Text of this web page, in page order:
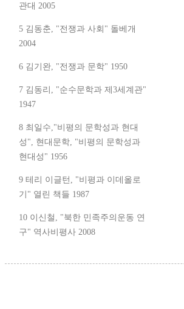
관대 2005
5 김동춘, "전쟁과 사회" 돌베개
2004
6 김기완, "전쟁과 문학" 1950
7 김동리, "순수문학과 제3세계관"
1947
8 최일수,"비평의 문학성과 현대
성", 현대문학, "비평의 문학성과
현대성" 1956
9 테리 이글턴, "비평과 이데올로
기" 열린 책들 1987
10 이신철, "북한 민족주의운동 연
구" 역사비평사 2008